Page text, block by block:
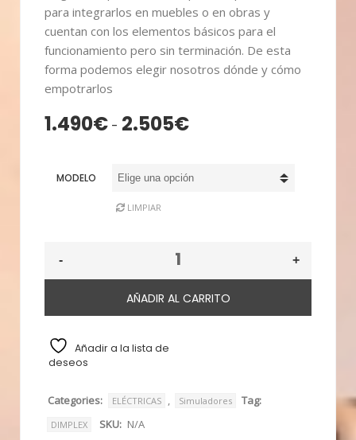
para integrarlos en muebles o en obras y
cuentan con los elementos básicos para el
funcionamiento pero sin terminación. De esta
forma podemos elegir nosotros dónde y cómo
empotrarlos
1.490€ - 2.505€Rango
desde
MODELO
LIMPIAR
AÑADIR AL CARRITO
Añadir a la lista de
deseos
Categories: ELÉCTRICAS Simuladores Tag:
DIMPLEX SKU: N/A